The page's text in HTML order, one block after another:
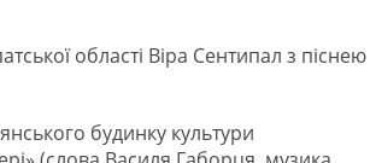
області Віра Сентипал з піснею
будинку культури